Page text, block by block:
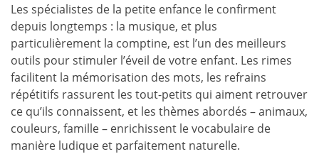
Les spécialistes de la petite enfance le confirment
depuis longtemps : la musique, et plus
particulièrement la comptine, est l’un des meilleurs
outils pour stimuler l’éveil de votre enfant. Les rimes
facilitent la mémorisation des mots, les refrains
répétitifs rassurent les tout-petits qui aiment retrouver
ce qu’ils connaissent, et les thèmes abordés – animaux,
couleurs, famille – enrichissent le vocabulaire de
manière ludique et parfaitement naturelle.